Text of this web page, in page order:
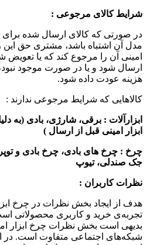
شرایط کالای مرجوعی :
در صورتی که کالای ارسال شده برای
مدل آن اشتباه باشد، مشتری حق این
امینی آن را مرجوع کند که یا تعویض
ارسال شود و یا در صورت موجود
هزینه عودت داده شود.
کالاهایی که شرایط مرجوعی ندارند :
ابزارآلات : برقی، شارژی، بادی
ابزار امینی قبل از ارسال )
چرخ : چرخ های بادی، چرخ بادی و
جک صندلی، تیوپ
نظرات کاربران :
هدف از ایجاد بخش نظرات در چرخ
تجربه‌ی خرید و کاربری محصولاتی
بدیهی است بخش نظرات چرخ ابزار
شبکه‌های اجتماعی متفاوت است. در